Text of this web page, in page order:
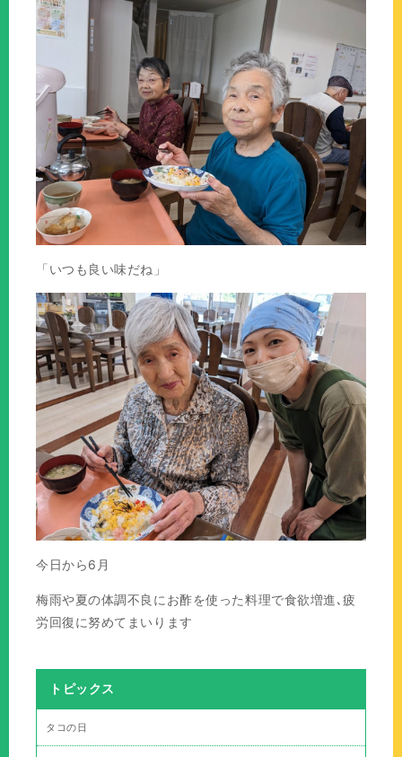
「いつも良い味だね」
今日から6月
梅雨や夏の体調不良にお酢を使った料理で食欲増進､疲
労回復に努めてまいります
トピックス
タコの日